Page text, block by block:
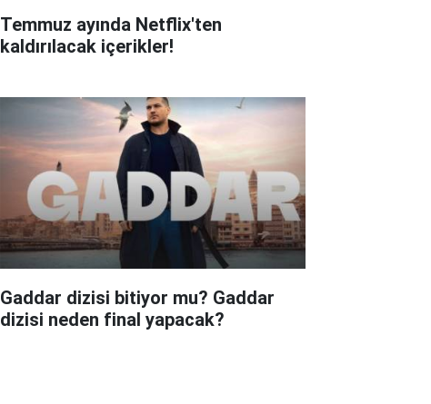
Temmuz ayında Netflix'ten
kaldırılacak içerikler!
Gaddar dizisi bitiyor mu? Gaddar
dizisi neden final yapacak?